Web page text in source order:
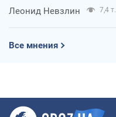
Леонид Невзлин 7,4 т.
Все мнения